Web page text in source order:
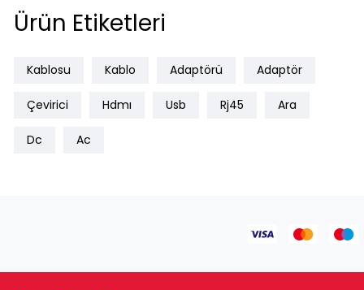
Ürün Etiketleri
Kablosu Kablo Adaptörü Adaptör
Çevirici Hdmı Usb Rj45 Ara
Dc Ac